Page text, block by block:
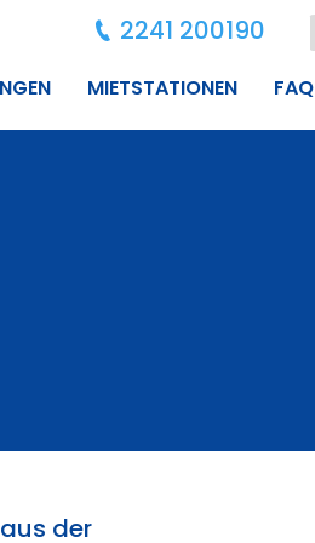
2241 200190
MIETSTATIONEN FAQ
der